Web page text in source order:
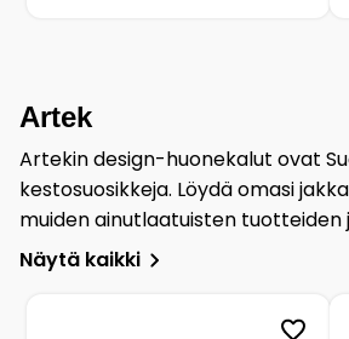
Artek
Artekin design-huonekalut ovat
kestosuosikkeja. Löydä omasi
muiden ainutlaatuisten tuotteiden
Näytä kaikki